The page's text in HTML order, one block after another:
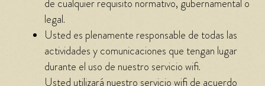
de cualquier requisito normativo, gubernamental o
legal.
Usted es plenamente responsable de todas las
actividades y comunicaciones que tengan lugar
durante el uso de nuestro servicio wifi.
Usted utilizará nuestro servicio wifi de acuerdo